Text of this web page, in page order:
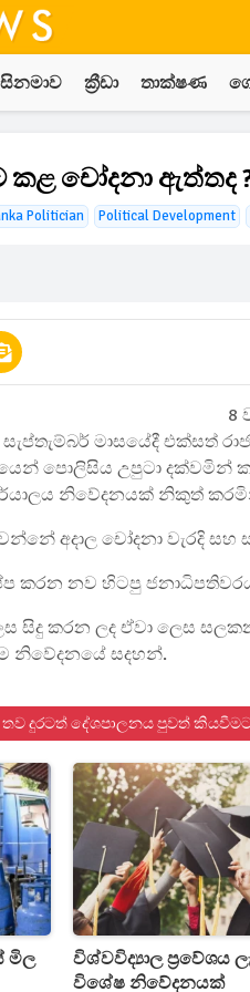
සිනමාව ක්‍රීඩා තාක්ෂණ
කළ චෝදනා
Politician Political Development
8
සැප්තැම්බර් මාසයේදී එක්සත්
පොලිසිය උපුටා දක්වමින්
නිවේදනයක් නිකුත්
අදාල චෝදනා වැරදි සහ
කරන නව හිටපු
සිදු කරන ලද ඒවා ලෙස
නිවේදනයේ සදහන්.
තව දුරටත් දේශපාලනය පුවත්
මිල
විශ්වවිද්‍යාල ප්‍රවේශය
විශේෂ නිවේදනයක්